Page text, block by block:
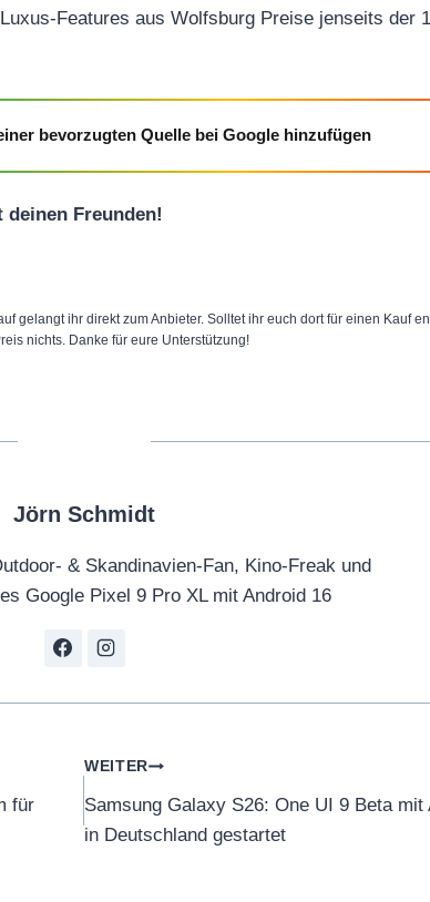
Features aus Wolfsburg Preise jenseits der
bevorzugten Quelle bei Google hinzufügen
Freunden!
gelangt ihr direkt zum Anbieter. Solltet ihr euch dort für einen Kauf
nichts. Danke für eure Unterstützung!
Jörn Schmidt
& Skandinavien-Fan, Kino-Freak und
Google Pixel 9 Pro XL mit Android 16
für
WEITER
Samsung Galaxy S26: One UI 9 Beta mit
in Deutschland gestartet